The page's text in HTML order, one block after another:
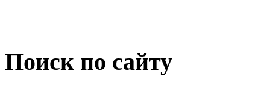
Поиск по сайту